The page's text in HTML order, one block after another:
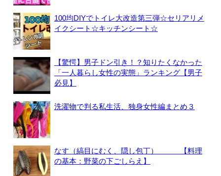
100均DIYでトイレ大改造第三弾☆セリアリメ
イクシート☆キッチンシート☆
【驚愕】男子ドン引き！？知りたくなかった
「一人暮らし女性の実態」ランキング【男子
必見】
洗濯物で判る私生活、独身女性編まとめ３
なす（縞目にむく、隠し包丁） 【料理
の基本：野菜の下ごしらえ】